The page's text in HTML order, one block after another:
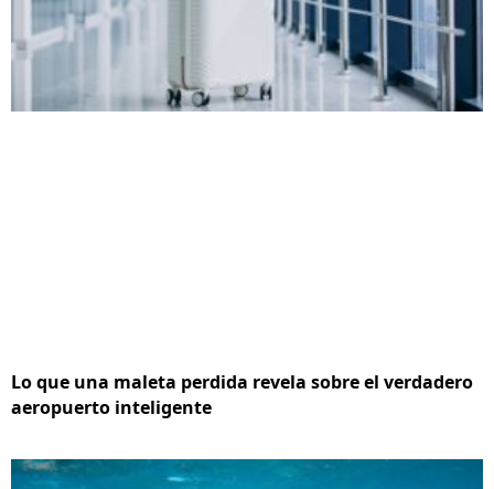
Lo que una maleta perdida revela sobre el verdadero
aeropuerto inteligente